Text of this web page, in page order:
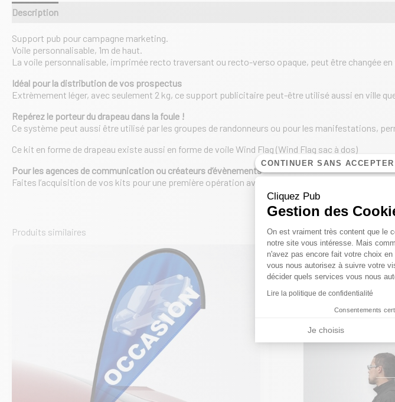
CONTINUER SANS ACCEPTER
Cliquez Pub
Gestion des
Plateforme de
On est vraiment très content que le
notre site vous intéresse. Mais
n'avez pas encore fait votre choix
vous nous autorisez à suivre votre
décider quels services vous nous
Lire la politique de confidentialité
Consentements
Je choisis
Axeptio
Description
Support pub pour campagne marketing.
Voile personnalisable, 1m de haut.
La voile personnalisable, imprimée recto traversant ou recto-verso opaque, peut être changée
Idéal pour la distribution de vos prospectus
Extrèmement léger, avec seulement 2 kg, ce support publicitaire peut-être utilisé aussi en ville
Repérez le porteur du drapeau dans la foule !
Ce système peut aussi être utilisé par les groupes de randonneurs ou pour les manifestations,
Ce kit en forme de drapeau existe aussi en forme de voile Wind Flag (Wind Flag sac à dos)
Pour les agences de communication ou créateurs d’évènements
Faites l’acquisition de vos kits pour une première opération avec vos clients, puis pour chaque
Produits similaires